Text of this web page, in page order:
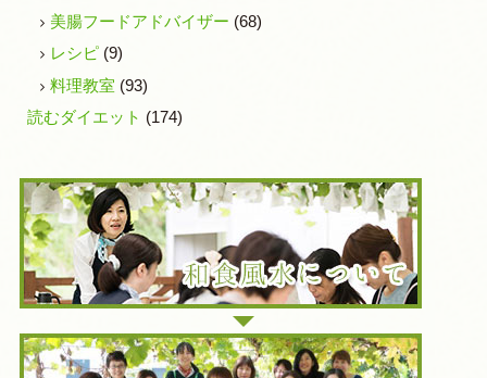
美腸フードアドバイザー (68)
レシピ (9)
料理教室 (93)
読むダイエット (174)